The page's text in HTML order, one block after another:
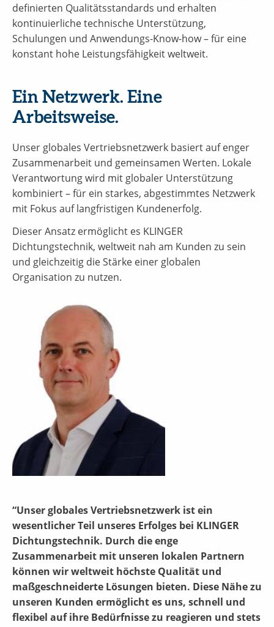
definierten Qualitätsstandards und erhalten
kontinuierliche technische Unterstützung,
Schulungen und Anwendungs-Know-how – für eine
konstant hohe Leistungsfähigkeit weltweit.
Ein Netzwerk. Eine
Arbeitsweise.
Unser globales Vertriebsnetzwerk basiert auf enger
Zusammenarbeit und gemeinsamen Werten. Lokale
Verantwortung wird mit globaler Unterstützung
kombiniert – für ein starkes, abgestimmtes Netzwerk
mit Fokus auf langfristigen Kundenerfolg.
Dieser Ansatz ermöglicht es KLINGER
Dichtungstechnik, weltweit nah am Kunden zu sein
und gleichzeitig die Stärke einer globalen
Organisation zu nutzen.
“Unser globales Vertriebsnetzwerk ist ein
wesentlicher Teil unseres Erfolges bei KLINGER
Dichtungstechnik. Durch die enge
Zusammenarbeit mit unseren lokalen Partnern
können wir weltweit höchste Qualität und
maßgeschneiderte Lösungen bieten. Diese Nähe zu
unseren Kunden ermöglicht es uns, schnell und
flexibel auf ihre Bedürfnisse zu reagieren und stets